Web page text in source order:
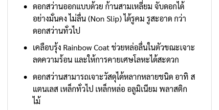
ดอกสว่านออกแบบด้วย ก้านสามเหลี่ยม จับดอกได้
อย่างมั่นคง ไม่ลื่น (Non Slip) ได้รูคม รูสะอาด กว่า
ดอกสว่านทั่วไป
เคลือบรุ้ง Rainbow Coat ช่วยหล่อลื่นในตัวขณะเจาะ
ลดความร้อน และให้การคายเศษโลหะได้สะดวก
ดอกสว่านสามารถเจาะวัสดุได้หลากหลายชนิด อาทิ ส
แตนเลส เหล็กทั่วไป เหล็กหล่อ อลูมิเนียม พลาสติก
ไม้